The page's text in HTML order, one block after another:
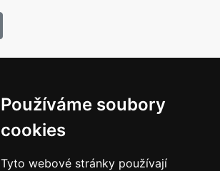
Používáme soubory
cookies
Tyto webové stránky používají